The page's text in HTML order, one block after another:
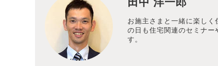
お施主さまと一緒に楽し
の日も住宅関連のセミナ
す。